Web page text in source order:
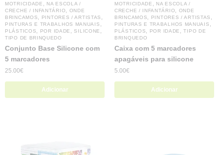
MOTRICIDADE
NA ESCOLA /
CRECHE / INFANTÁRIO
ONDE
BRINCAMOS
PINTORES / ARTISTAS
PINTURAS E TRABALHOS MANUAIS
PLÁSTICOS POR IDADE ,SILICONE
TIPO DE BRINQUEDO
Conjunto Base Silicone com
5 marcadores
25.00€
Adicionar
MOTRICIDADE
NA ESCOLA /
CRECHE / INFANTÁRIO
ONDE
BRINCAMOS
PINTORES / ARTISTAS
PINTURAS E TRABALHOS MANUAIS
PLÁSTICOS POR IDADE ,TIPO DE
BRINQUEDO
Caixa com 5 marcadores
apagáveis ​​para silicone
5.00€
Adicionar